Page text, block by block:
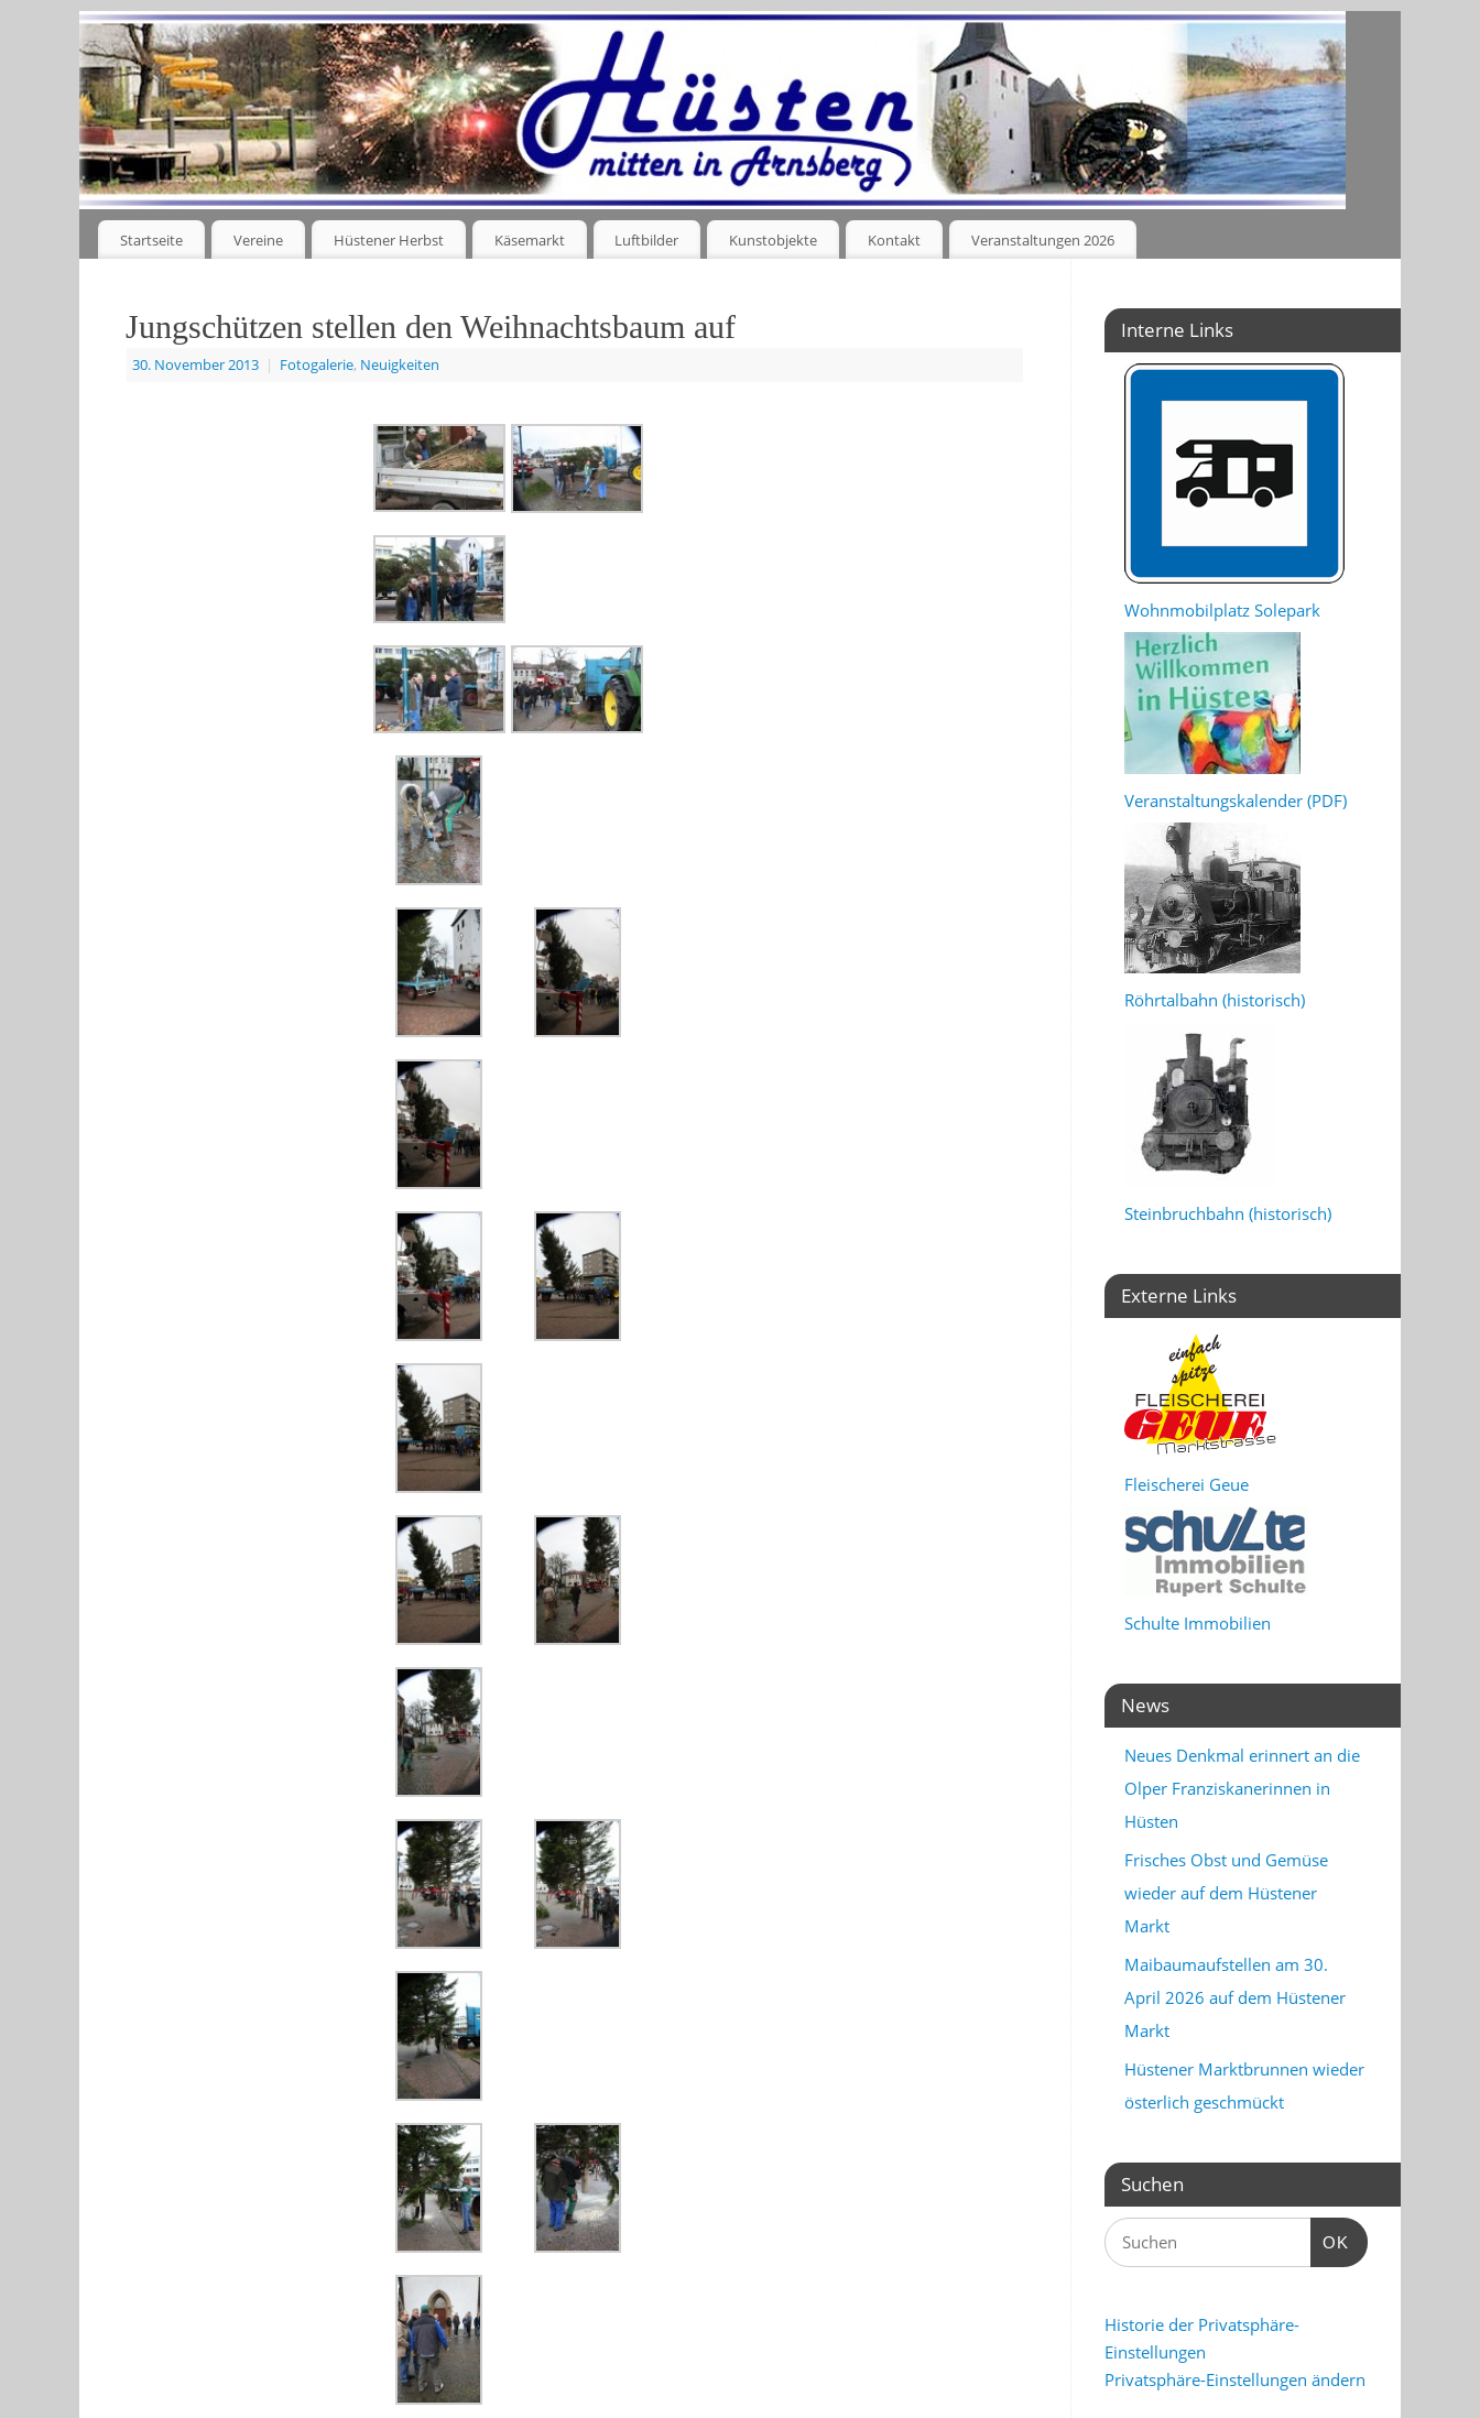
Startseite Vereine Hüstener Herbst Käsemarkt Luftbilder Kunstobjekte Kontakt Veranstaltungen 2026
Jungschützen stellen den Weihnachtsbaum auf
30. November 2013 | Fotogalerie, Neuigkeiten
Interne Links
Wohnmobilplatz Solepark
Veranstaltungskalender (PDF)
Röhrtalbahn (historisch)
Steinbruchbahn (historisch)
Externe Links
Fleischerei Geue
Schulte Immobilien
News
Neues Denkmal erinnert an die
Olper Franziskanerinnen in
Hüsten
Frisches Obst und Gemüse
wieder auf dem Hüstener
Markt
Maibaumaufstellen am 30.
April 2026 auf dem Hüstener
Markt
Hüstener Marktbrunnen wieder
österlich geschmückt
Suchen
OK
Historie der Privatsphäre-
Einstellungen
Privatsphäre-Einstellungen ändern